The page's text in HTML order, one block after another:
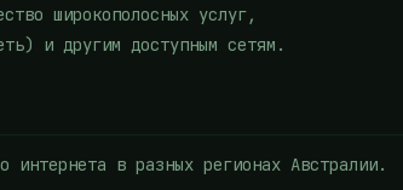
широкополосных услуг,
и другим доступным сетям.
интернета в разных регионах Австралии.